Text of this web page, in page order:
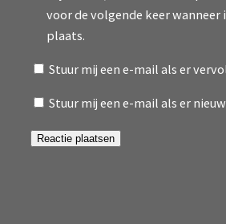
voor de volgende keer wanneer
plaats.
Stuur mij een e-mail als er
Stuur mij een e-mail als er